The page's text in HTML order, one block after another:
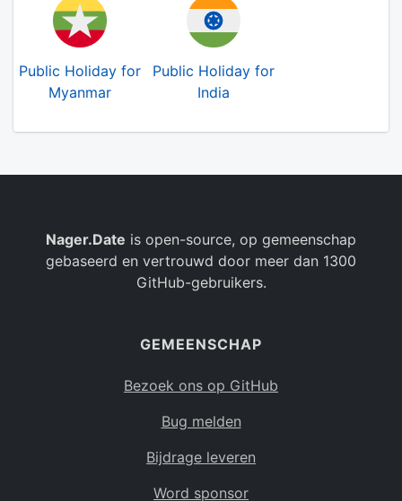
Public Holiday for
Myanmar
Public Holiday for
India
Nager.Date is open-source, op gemeenschap
gebaseerd en vertrouwd door meer dan 1300
GitHub-gebruikers.
GEMEENSCHAP
Bezoek ons op GitHub
Bug melden
Bijdrage leveren
Word sponsor